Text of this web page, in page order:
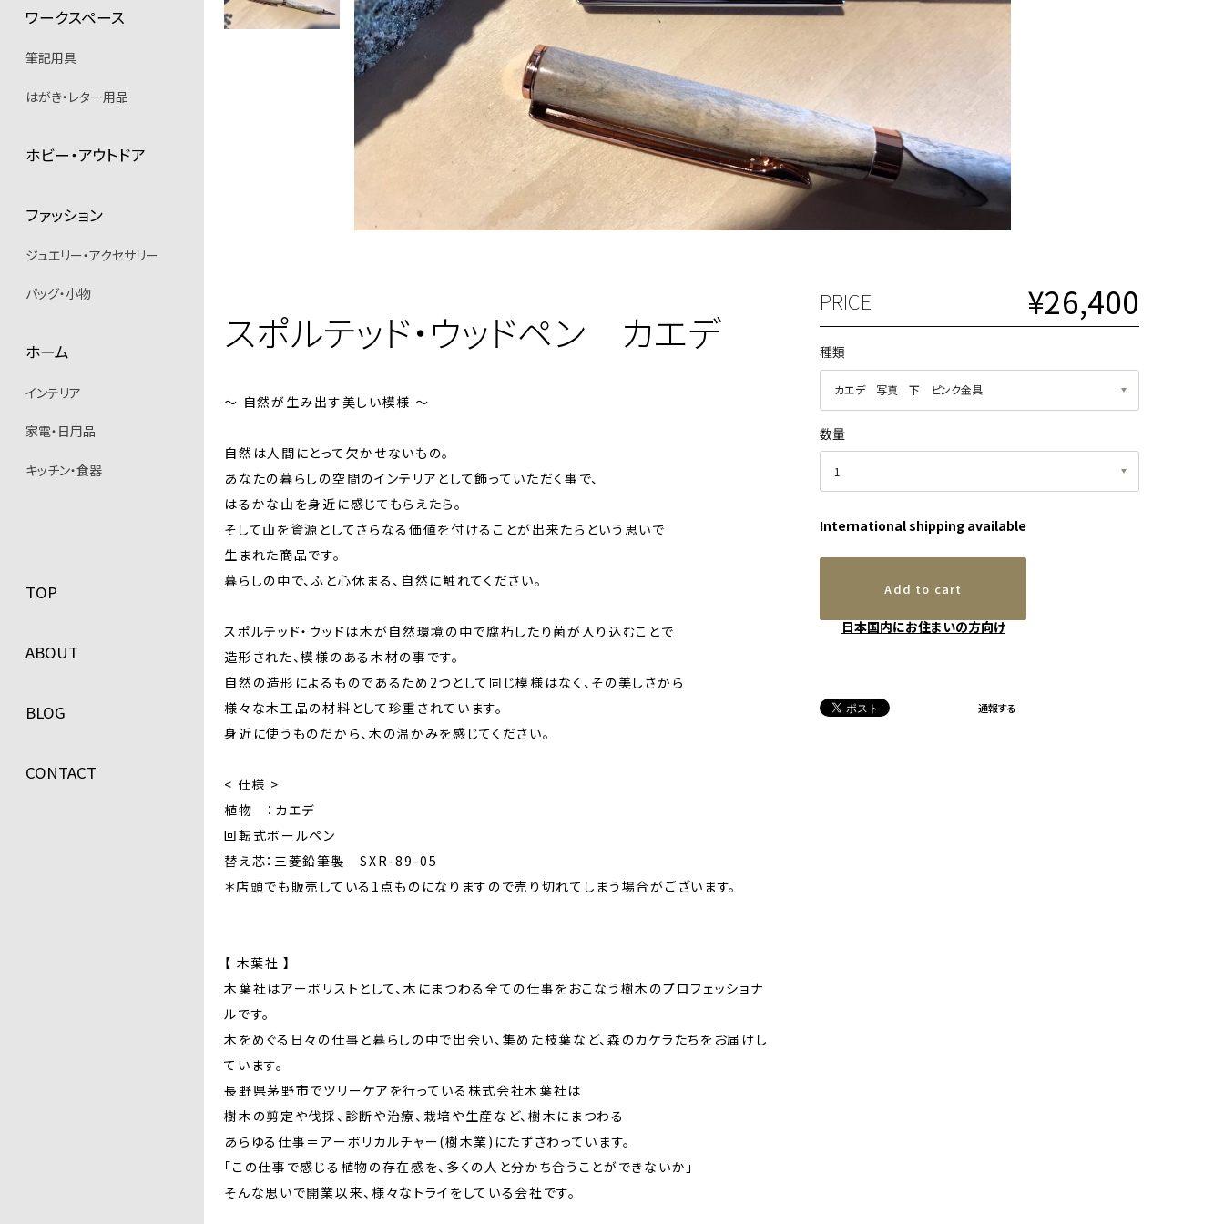
TOP
ABOUT
BLOG
CONTACT
ワークスペース
筆記用具
はがき・レター用品
ホビー・アウトドア
ファッション
ジュエリー・アクセサリー
バッグ・小物
ホーム
インテリア
家電・日用品
キッチン・食器
スポルテッド・ウッドペン カエデ
～ 自然が生み出す美しい模様 ～
自然は人間にとって欠かせないもの。
あなたの暮らしの空間のインテリアとして飾っていただく事で、
はるかな山を身近に感じてもらえたら。
そして山を資源としてさらなる価値を付けることが出来たらという思いで
生まれた商品です。
暮らしの中で、ふと心休まる、自然に触れてください。
スポルテッド・ウッドは木が自然環境の中で腐朽したり菌が入り込むことで
造形された、模様のある木材の事です。
自然の造形によるものであるため2つとして同じ模様はなく、その美しさから
様々な木工品の材料として珍重されています。
身近に使うものだから、木の温かみを感じてください。
< 仕様 >
植物 ：カエデ
回転式ボールペン
替え芯：三菱鉛筆製 SXR-89-05
＊店頭でも販売している1点ものになりますので売り切れてしまう場合がございます。
【 木葉社 】
木葉社はアーボリストとして、木にまつわる全ての仕事をおこなう樹木のプロフェッショナ
ルです。
木をめぐる日々の仕事と暮らしの中で出会い、集めた枝葉など、森のカケラたちをお届けし
ています。
長野県茅野市でツリーケアを行っている株式会社木葉社は
樹木の剪定や伐採、診断や治療、栽培や生産など、樹木にまつわる
あらゆる仕事＝アーボリカルチャー(樹木業)にたずさわっています。
「この仕事で感じる植物の存在感を、多くの人と分かち合うことができないか」
そんな思いで開業以来、様々なトライをしている会社です。
PRICE ¥26,400
種類
数量
International shipping available
Add to cart
日本国内にお住まいの方向け
通報する